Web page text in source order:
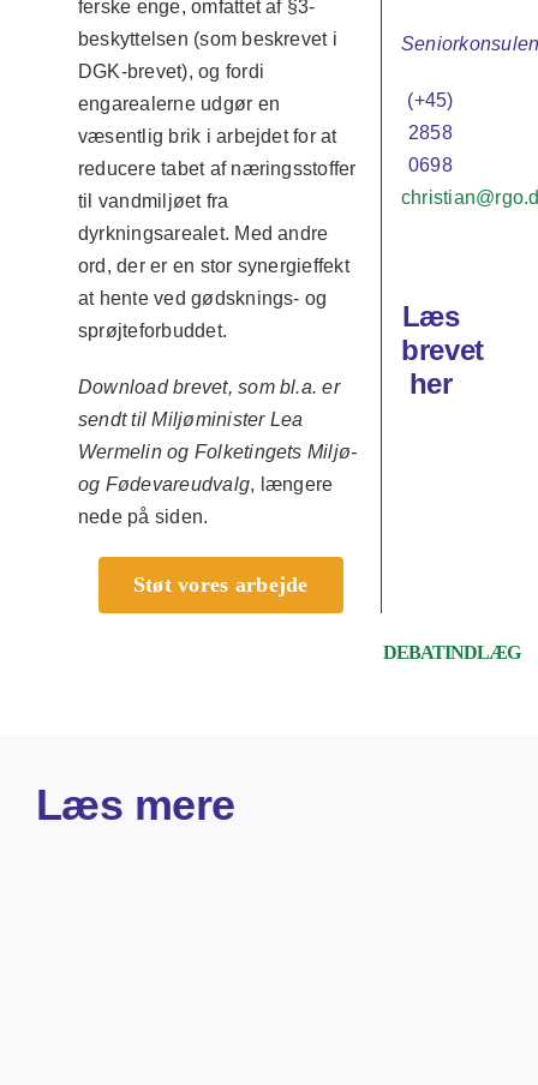
ferske enge, omfattet af §3-
beskyttelsen (som beskrevet i
DGK-brevet), og fordi
engarealerne udgør en
væsentlig brik i arbejdet for at
reducere tabet af næringsstoffer
til vandmiljøet fra
dyrkningsarealet. Med andre
ord, der er en stor synergieffekt
at hente ved gødsknings- og
sprøjteforbuddet.
Download brevet, som bl.a. er
sendt til Miljøminister Lea
Wermelin og Folketingets Miljø-
og Fødevareudvalg, længere
nede på siden.
Støt vores arbejde
(+45)
2858
0698
Læs
brevet
her
DEBATINDLÆG
Læs mere